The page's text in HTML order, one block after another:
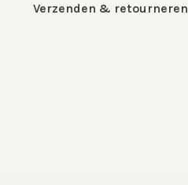
Verzenden & retourneren